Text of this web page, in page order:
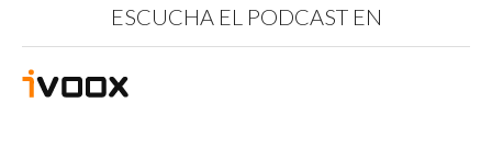
ESCUCHA EL PODCAST EN